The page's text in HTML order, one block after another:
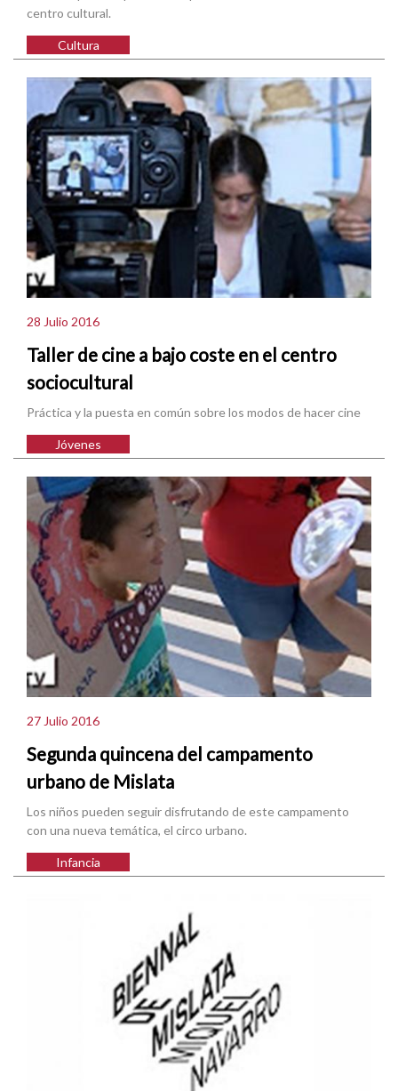
centro cultural.
Cultura
28 Julio 2016
Taller de cine a bajo coste en el centro
sociocultural
Práctica y la puesta en común sobre los modos de hacer cine
Jóvenes
27 Julio 2016
Segunda quincena del campamento
urbano de Mislata
Los niños pueden seguir disfrutando de este campamento
con una nueva temática, el circo urbano.
Infancia